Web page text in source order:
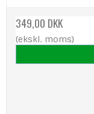
349,00 DKK
(ekskl. moms)